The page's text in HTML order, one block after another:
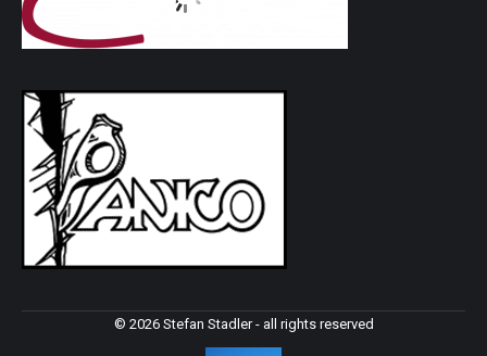
© 2026 Stefan Stadler - all rights reserved